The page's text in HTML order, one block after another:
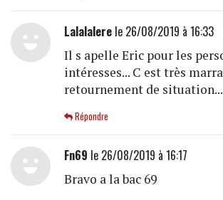
Lalalalerele 26/08/2019 à 16:33
Il s apelle Eric pour les
intéresses... C est très
retournement de
Répondre
Fn69 le 26/08/2019 à 16:17
Bravo a la bac 69